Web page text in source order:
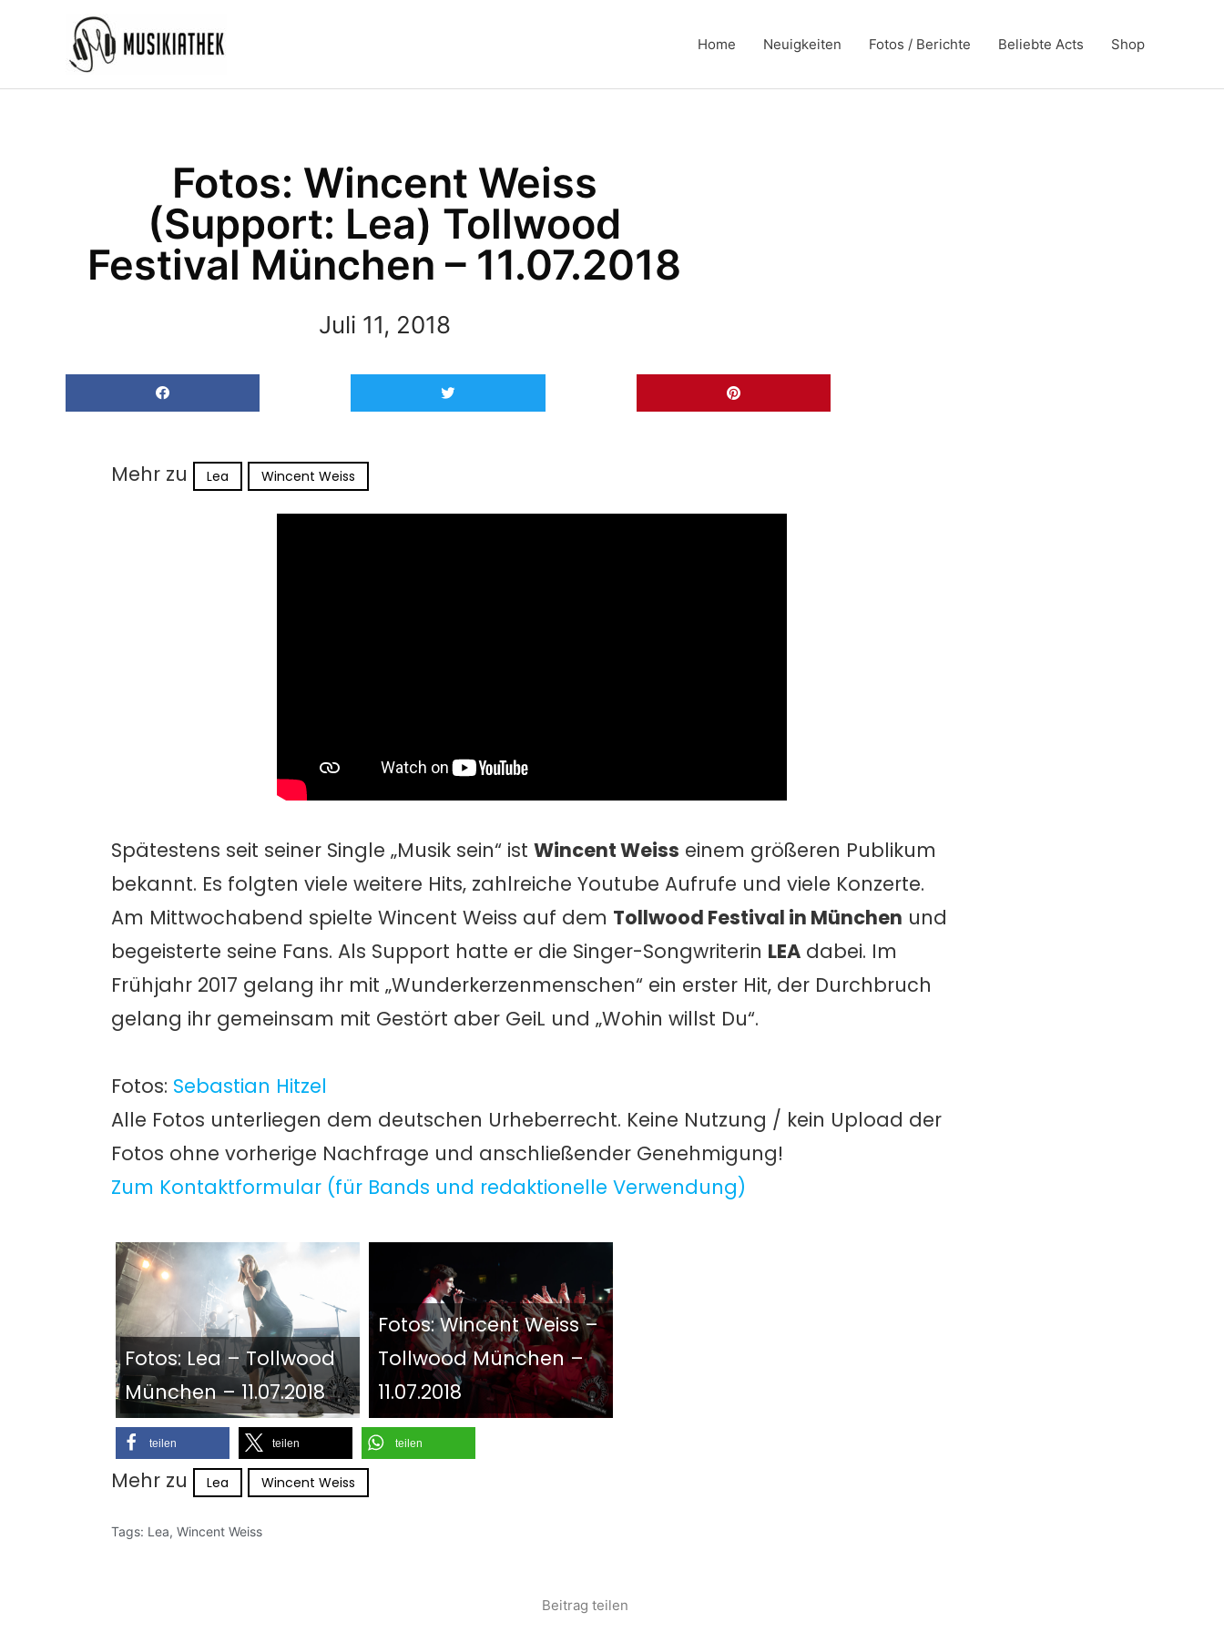
Home Neuigkeiten Fotos / Berichte Beliebte Acts Shop
Fotos: Wincent Weiss
(Support: Lea) Tollwood
Festival München – 11.07.2018
Juli 11, 2018
Mehr zu Lea Wincent Weiss
Spätestens seit seiner Single „Musik sein“ ist Wincent Weiss einem größeren Publikum
bekannt. Es folgten viele weitere Hits, zahlreiche Youtube Aufrufe und viele Konzerte.
Am Mittwochabend spielte Wincent Weiss auf dem Tollwood Festival in München und
begeisterte seine Fans. Als Support hatte er die Singer-Songwriterin LEA dabei. Im
Frühjahr 2017 gelang ihr mit „Wunderkerzenmenschen“ ein erster Hit, der Durchbruch
gelang ihr gemeinsam mit Gestört aber GeiL und „Wohin willst Du“.
Fotos: Sebastian Hitzel
Alle Fotos unterliegen dem deutschen Urheberrecht. Keine Nutzung / kein Upload der
Fotos ohne vorherige Nachfrage und anschließender Genehmigung!
Zum Kontaktformular (für Bands und redaktionelle Verwendung)
Fotos: Lea – Tollwood
München – 11.07.2018
Fotos: Wincent Weiss –
Tollwood München –
11.07.2018
teilen teilen teilen
Mehr zu Lea Wincent Weiss
Tags: Lea, Wincent Weiss
Beitrag teilen